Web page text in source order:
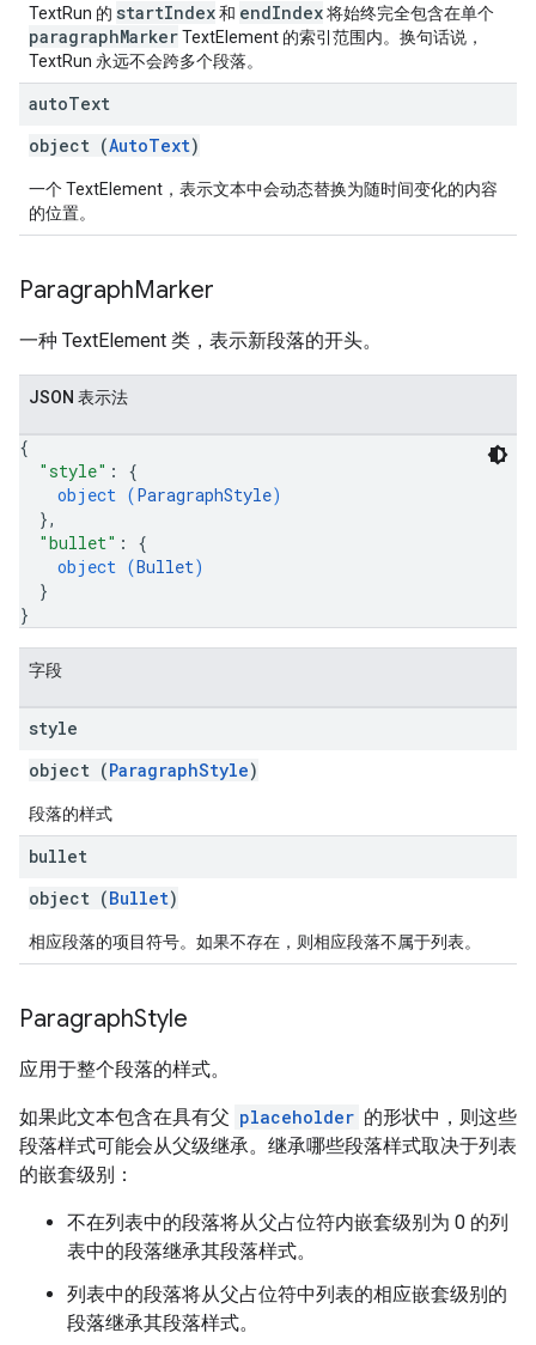
TextRun 的 startIndex和 endIndex将始终完全包含在单个
paragraphMarkerTextElement 的索引范围内。换句话说，
TextRun 永远不会跨多个段落。
autoText
object (AutoText)
一个 TextElement，表示文本中会动态替换为随时间变化的内容
的位置。
ParagraphMarker
一种 TextElement 类，表示新段落的开头。
JSON 表示法
{
"style" : {
object (ParagraphStyle)
},
"bullet" : {
object (Bullet)
}
}
字段
style
object (ParagraphStyle)
段落的样式
bullet
object (Bullet)
相应段落的项目符号。如果不存在，则相应段落不属于列表。
ParagraphStyle
应用于整个段落的样式。
如果此文本包含在具有父 placeholder 的形状中，则这些
段落样式可能会从父级继承。继承哪些段落样式取决于列表
的嵌套级别：
不在列表中的段落将从父占位符内嵌套级别为 0 的列
表中的段落继承其段落样式。
列表中的段落将从父占位符中列表的相应嵌套级别的
段落继承其段落样式。